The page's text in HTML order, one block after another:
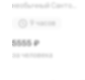
необычный Санто...
9 часов
5555 ₽
за человека